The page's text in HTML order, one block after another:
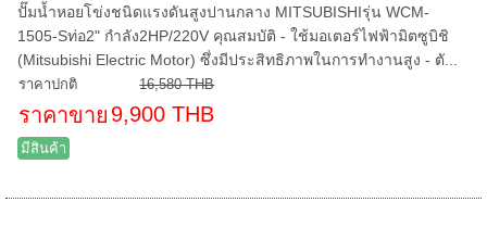
ปั๊มน้ำหอยโข่งชนิดแรงดันสูงปานกลาง MITSUBISHIรุ่น WCM-
1505-Sท่อ2" กำลัง2HP/220V คุณสมบัติ - ใช้มอเตอร์ไฟฟ้ามิตซูบิชิ
(Mitsubishi Electric Motor) ซึ่งมีประสิทธิภาพในการทำงานสูง - ตั...
ราคาปกติ 16,580 THB
ราคาขาย 9,900 THB
มีสินค้า